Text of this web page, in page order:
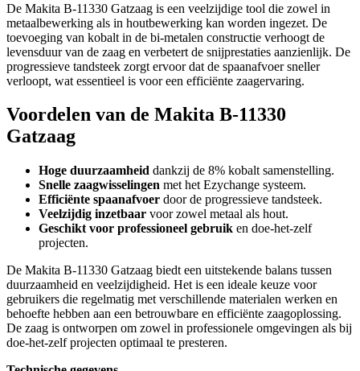
De Makita B-11330 Gatzaag is een veelzijdige tool die zowel in
metaalbewerking als in houtbewerking kan worden ingezet. De
toevoeging van kobalt in de bi-metalen constructie verhoogt de
levensduur van de zaag en verbetert de snijprestaties aanzienlijk. De
progressieve tandsteek zorgt ervoor dat de spaanafvoer sneller
verloopt, wat essentieel is voor een efficiënte zaagervaring.
Voordelen van de Makita B-11330
Gatzaag
Hoge duurzaamheid dankzij de 8% kobalt samenstelling.
Snelle zaagwisselingen met het Ezychange systeem.
Efficiënte spaanafvoer door de progressieve tandsteek.
Veelzijdig inzetbaar voor zowel metaal als hout.
Geschikt voor professioneel gebruik en doe-het-zelf
projecten.
De Makita B-11330 Gatzaag biedt een uitstekende balans tussen
duurzaamheid en veelzijdigheid. Het is een ideale keuze voor
gebruikers die regelmatig met verschillende materialen werken en
behoefte hebben aan een betrouwbare en efficiënte zaagoplossing.
De zaag is ontworpen om zowel in professionele omgevingen als bij
doe-het-zelf projecten optimaal te presteren.